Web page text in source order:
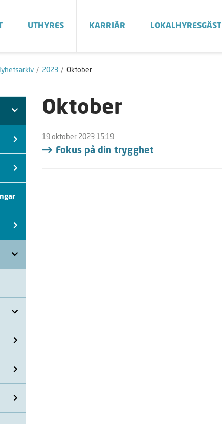
UTHYRES KARRIÄR LOKALHYRESGÄST
2023 Oktober
Oktober
19 oktober 2023 15:19
Fokus på din trygghet